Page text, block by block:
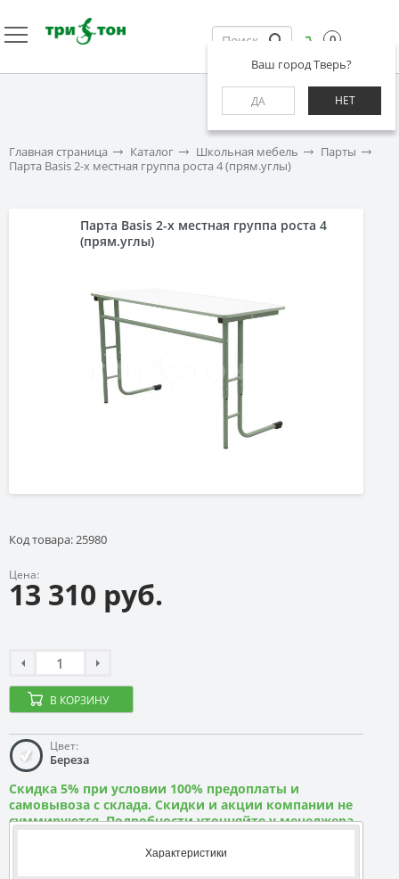
Ваш город Тверь?
ДА НЕТ
0
Главная страница Каталог Школьная мебель
Парты
Парта Basis 2-х местная группа роста 4 (прям.углы)
Парта Basis 2-х местная группа роста 4
(прям.углы)
Код товара: 25980
Цена:
13 310 руб.
В КОРЗИНУ
Цвет:
Береза
Скидка 5% при условии 100% предоплаты и
самовывоза с склада. Скидки и акции компании не
суммируются. Подробности уточняйте у менеджера
Характеристики